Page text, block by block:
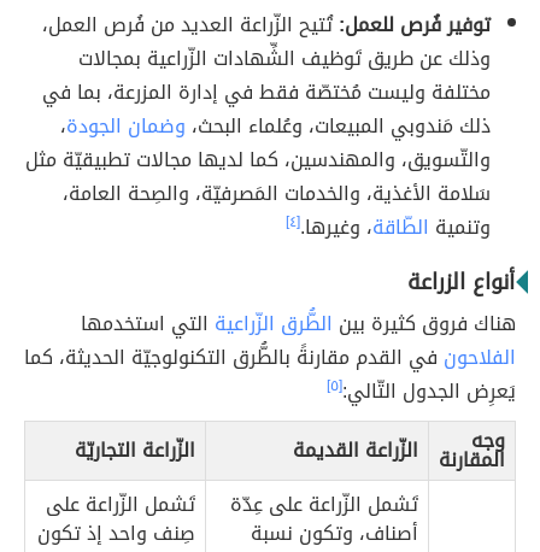
توفير فُرص للعمل:تُتيح الزّراعة العديد من فُرص العمل،
وذلك عن طريق تَوظيف الشِّهادات الزّراعية بمجالات
مختلفة وليست مُختصّة فقط في إدارة المزرعة، بما في
ذلك مَندوبي المبيعات، وعُلماء البحث، وضمان الجودة،
والتّسويق، والمهندسين، كما لديها مجالات تطبيقيّة مثل
سَلامة الأغذية، والخدمات المَصرفيّة، والصِحة العامة،
وتنمية الطّاقة، وغيرها.[٤]
أنواع الزراعة
هناك فروق كثيرة بين الطُّرق الزّراعية التي استخدمها
الفلاحون في القدم مقارنةً بالطُّرق التكنولوجيّة الحديثة، كما
يَعرِض الجدول التّالي:[٥]
وجه
المقارنة الزّراعة القديمة
الزّراعة التجاريّة
تَشمل الزّراعة على عِدّة
أصناف، وتكون نسبة
تَشمل الزّراعة على
صِنف واحد إذ تكون